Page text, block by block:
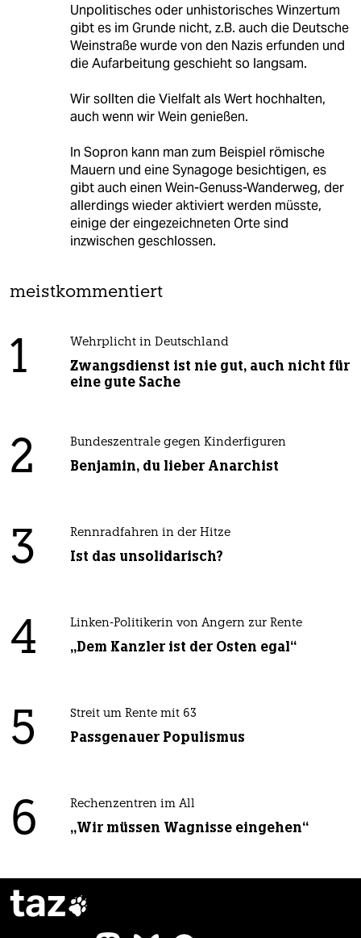
Unpolitisches oder unhistorisches Winzertum
gibt es im Grunde nicht, z.B. auch die Deutsche
Weinstraße wurde von den Nazis erfunden und
die Aufarbeitung geschieht so langsam.
Wir sollten die Vielfalt als Wert hochhalten,
auch wenn wir Wein genießen.
In Sopron kann man zum Beispiel römische
Mauern und eine Synagoge besichtigen, es
gibt auch einen Wein-Genuss-Wanderweg, der
allerdings wieder aktiviert werden müsste,
einige der eingezeichneten Orte sind
inzwischen geschlossen.
meistkommentiert
1 Wehrplicht in Deutschland
Zwangsdienst ist nie gut, auch nicht für
eine gute Sache
2 Bundeszentrale gegen Kinderfiguren
Benjamin, du lieber Anarchist
3 Rennradfahren in der Hitze
Ist das unsolidarisch?
4 Linken-Politikerin von Angern zur Rente
„Dem Kanzler ist der Osten egal“
5 Streit um Rente mit 63
Passgenauer Populismus
6 Rechenzentren im All
„Wir müssen Wagnisse eingehen“
taz